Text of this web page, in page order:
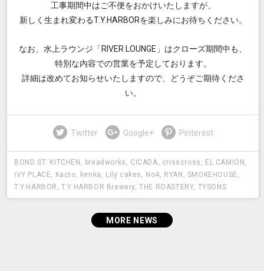
工事期間中はご不便をおかけいたしますが、
新しく生まれ変わるT.Y.HARBORを楽しみにお待ちください。
なお、水上ラウンジ「RIVER LOUNGE」はクローズ期間中も、
特別な内容での営業を予定しております。
詳細は改めてお知らせいたしますので、どうぞご期待くださ
い。
Twitter Google+ Pinterest
BOND ST. KITCHEN , breadworks , CICADA, crisscross , EL CAMION ,
IVY PLACE, Kacto, kenka , Lily cakes , No4, RYAN , SMOKEHOUSE ,
T.Y.HARBOR ,T.Y.HARBOR Brewery,THE ROASTERY, TYSONS
MORE NEWS